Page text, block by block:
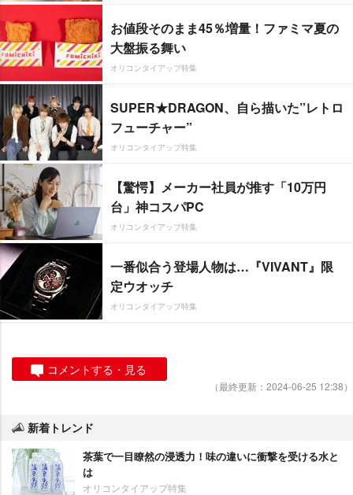
お値段そのまま45％増量！ファミマ夏の
大盤振る舞い
オリコンタイアップ特集
SUPER★DRAGON、自ら描いた”レトロ
フューチャー”
オリコンタイアップ特集
【驚愕】メーカー社員が推す「10万円
台」神コスパPC
オリコンタイアップ特集
一番似合う登場人物は…『VIVANT』限
定ウオッチ
オリコンタイアップ特集
コメントする・見る
（最終更新：2024-06-25 12:38）
新着トレンド
茶葉で一目瞭然の浸透力！味の違いに衝撃を受ける水と
は
オリコンタイアップ特集